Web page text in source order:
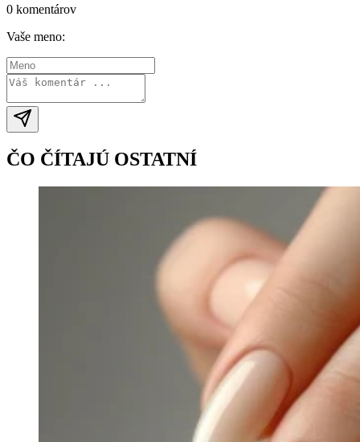
0 komentárov
Vaše meno:
ČO ČÍTAJÚ OSTATNÍ